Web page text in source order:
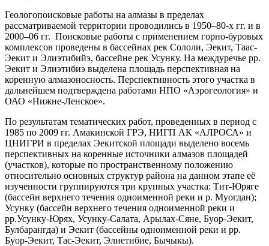
Геологопоисковые работы на алмазы в пределах
рассматриваемой территории проводились в 1950–80-х гг. и в
2000–06 гг. Поисковые работы с применением горно-буровых
комплексов проведены в бассейнах рек Сололи, Эекит, Таас-
Эекит и Элиэтибийэ, бассейне рек Усунку. На междуречье рр.
Эекит и Элиэтибиэ выделена площадь перспективная на
коренную алмазоносность. Перспективность этого участка в
дальнейшем подтверждена работами НПО «Аэрогеология» и
ОАО «Нижне-Ленское».
По результатам тематических работ, проведенных в период с
1985 по 2009 гг. Амакинской ГРЭ, НИГП АК «АЛРОСА» и
ЦНИГРИ в пределах Эекитской площади выделено восемь
перспективных на коренные источники алмазов площадей
(участков), которые по пространственному положению
относительно основных структур района на данном этапе её
изученности группируются три крупных участка: Тит-Юряге
(бассейн верхнего течения одноименной реки и р. Муогдан);
Усунку (бассейн верхнего течения одноименной реки и
рр.Усунку-Юрях, Усунку-Салата, Арылах-Сяне, Буор-Эекит,
Булбарангда) и Эекит (бассейны одноименной реки и рр.
Буор-Эекит, Тас-Эекит, Элиетибие, Бычыкы).